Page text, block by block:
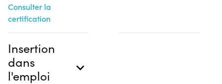
Consulter la
certification
Insertion
dans
l'emploi